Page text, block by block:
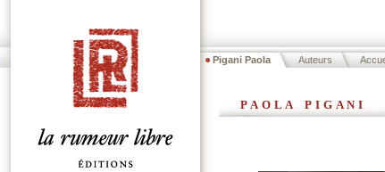
Pigani Paola Auteurs
paola pigani